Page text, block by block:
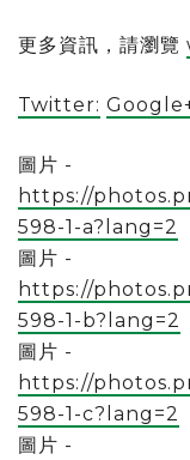
更多資訊，請瀏覽
Twitter:
圖片 -
https://
598-1-a?lang=2
圖片 -
https://
598-1-b?lang=2
圖片 -
https://
598-1-c?lang=2
圖片 -